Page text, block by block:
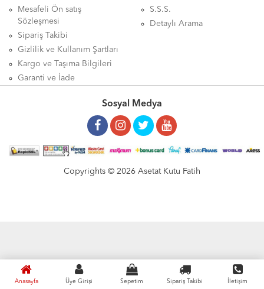
Anasayfa Üye Girişi Sepetim Sipariş Takibi İletişim
Mesafeli Ön satış
Sözleşmesi
Sipariş Takibi
Gizlilik ve Kullanım Şartları
Kargo ve Taşıma Bilgileri
Garanti ve İade
S.S.S.
Detaylı Arama
Sosyal Medya
Copyrights © 2026 Asetat Kutu Fatih